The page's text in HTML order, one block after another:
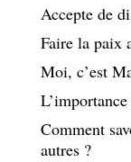
Accepte de
Faire la paix
Moi, c’est
Comment
autres ?